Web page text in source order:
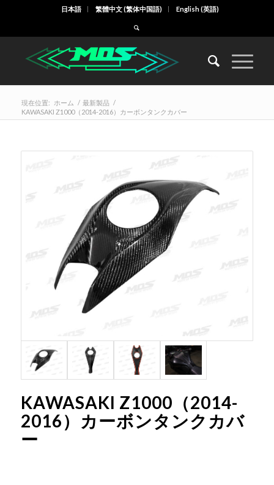
日本語 繁體中文(繁体中国語) English(英語)
現在位置: ホーム / 最新製品 /
KAWASAKI Z1000（2014-2016）カーボンタンクカバー
KAWASAKI Z1000（2014-
2016）カーボンタンクカバ
ー